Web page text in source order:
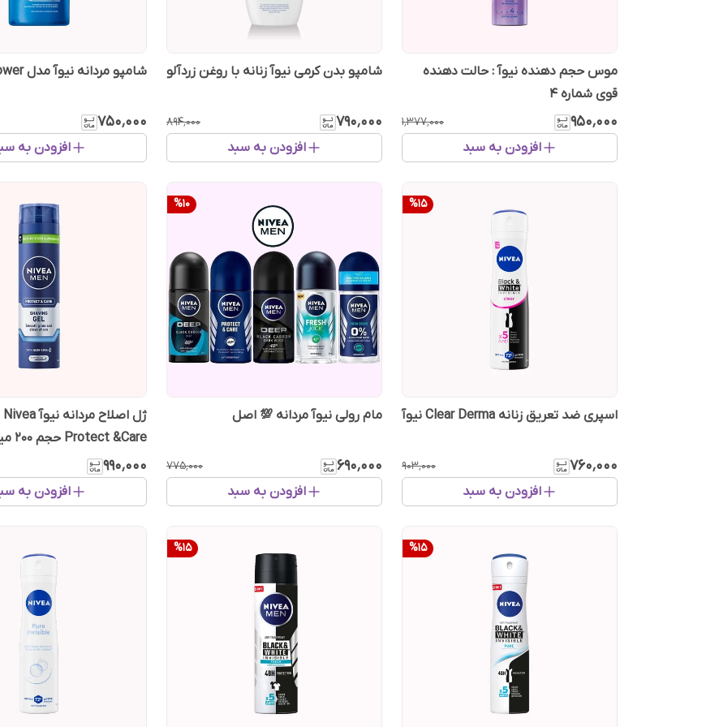
موس حجم دهنده نیوآ : حالت دهنده
قوی شماره ۴
۹۵۰٬۰۰۰ ۱٬۳۷۷٬۰۰۰
افزودن به سبد
شامپو بدن کرمی نیوآ زنانه با روغن زردآلو
۷۹۰٬۰۰۰ ۸۹۴٬۰۰۰
افزودن به سبد
شامپو مردانه نیوآ مدل Strong Power
۷۵۰٬۰۰۰
افزودن به
%15
اسپری ضد تعریق زنانه Clear Derma نیوآ
۷۶۰٬۰۰۰ ۹۰۳٬۰۰۰
افزودن به سبد
%10
مام رولی نیوآ مردانه 💯 اصل
۶۹۰٬۰۰۰ ۷۷۵٬۰۰۰
افزودن به سبد
Protect &Care حجم 200 میل
۹۹۰٬۰۰۰
افزودن به
%15
%15